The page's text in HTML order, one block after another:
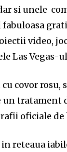
si unele
video,
Las Vegas-
covor rosu,
tratament
oficiale
reteaua